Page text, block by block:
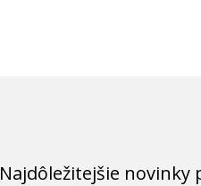
Najdôležitejšie novinky